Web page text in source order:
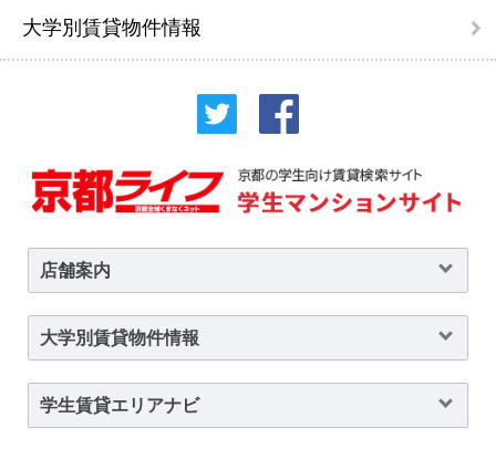
大学別賃貸物件情報
店舗案内
大学別賃貸物件情報
学生賃貸エリアナビ